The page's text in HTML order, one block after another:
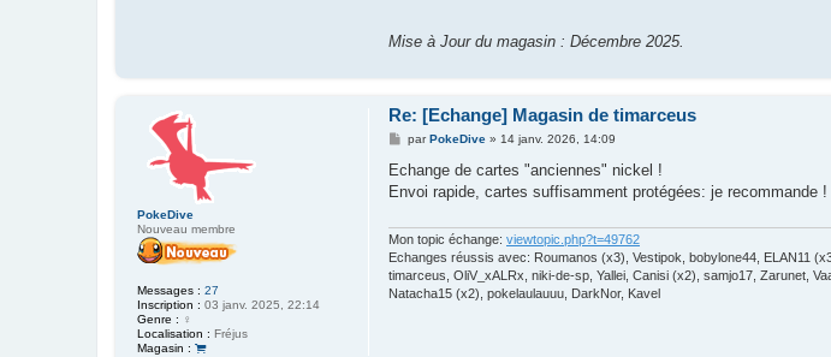
Mise à Jour du magasin : Décembre 2025.
PokeDive
Nouveau membre
Messages : 27
Inscription : 03 janv. 2025, 22:14
Genre : ♀️
Localisation : Fréjus
Magasin :
Re: [Echange] Magasin de timarceus
M
s
a
parPokeDive» 14 janv. 2026, 14:09
Echange de cartes "anciennes" nickel !
Envoi rapide, cartes suffisamment protégées: je recommande !
Mon topic échange: viewtopic.php?t=49762
Echanges réussis avec: Roumanos (x3), Vestipok, bobylone44, ELAN11
timarceus, OliV_xALRx, niki-de-sp, Yallei, Canisi (x2), samjo17, Zarunet,
Natacha15 (x2), pokelaulauuu, DarkNor, Kavel